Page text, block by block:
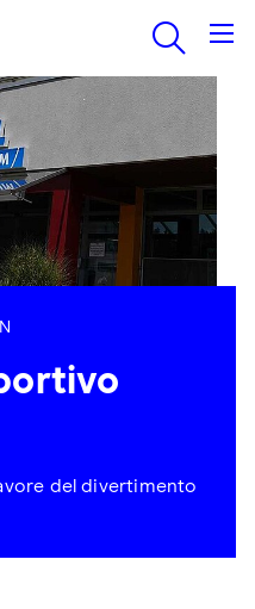
del divertimento